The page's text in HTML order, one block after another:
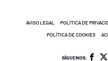
AVISO LEGAL POLÍTICA DE
POLÍTICA DE COOKIES
SÍGUENOS: